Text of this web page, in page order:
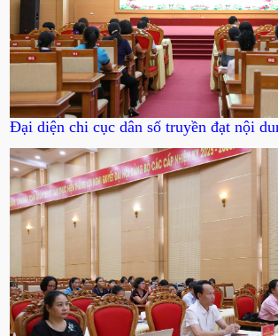
Đại diện chi cục dân số truyền đạt nội